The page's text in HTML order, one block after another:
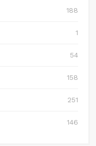
188
1
54
158
251
146